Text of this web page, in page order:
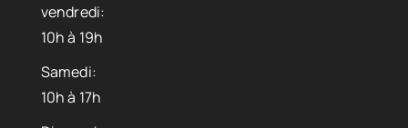
vendredi:
10h à 19h
Samedi:
10h à 17h